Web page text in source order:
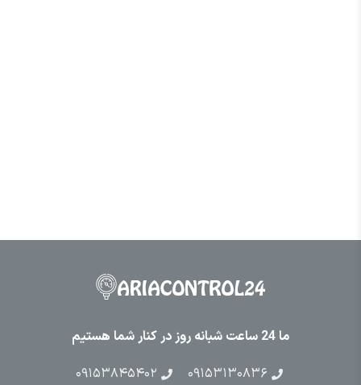
ما 24 ساعت شبانه روز در کنار شما هستیم
۰۹۱۵۳۱۳۰۸۳۶
۰۹۱۵۳۸۴۵۴۰۲